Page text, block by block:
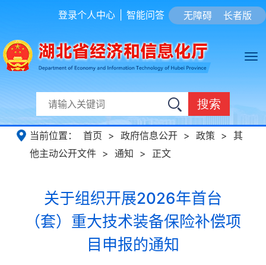
无障碍 长者版
登录个人中心 智能问答
搜索
当前位置： 首页 > 政府信息公开 > 政策 > 其
他主动公开文件 > 通知 > 正文
关于组织开展2026年首台
（套）重大技术装备保险补偿项
目申报的通知